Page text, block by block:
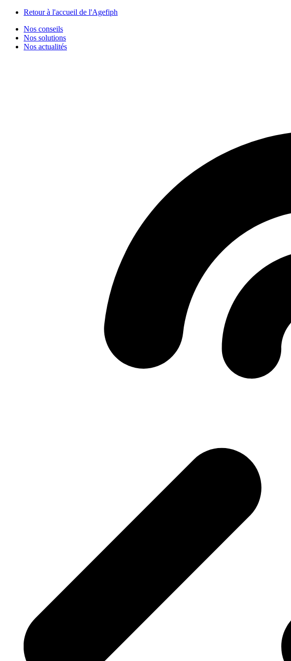
Retour à l'accueil de l'Agefiph
Nos conseils
Nos solutions
Nos actualités